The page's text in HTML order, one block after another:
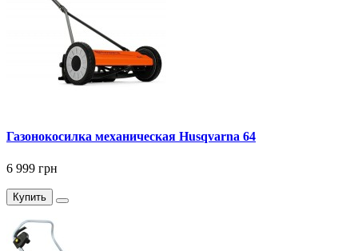
Газонокосилка механическая Husqvarna 64
6 999 грн
Купить